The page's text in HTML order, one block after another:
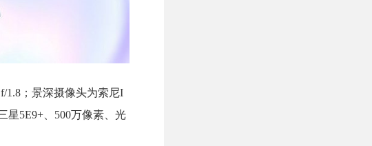
1.8；景深摄像头为索尼I
星5E9+、500万像素、光